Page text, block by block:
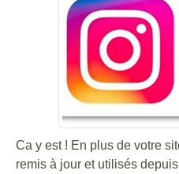
Ca y est ! En plus de votre
remis à jour et utilisés